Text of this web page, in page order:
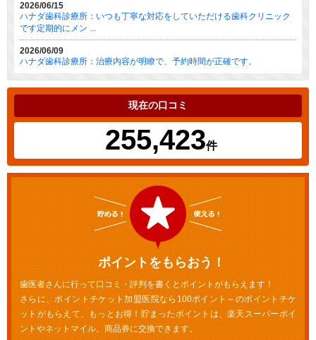
2026/06/15
ハナダ歯科診療所：いつも丁寧な対応をしていただける歯科クリニック
です定期的にメン ...
2026/06/09
ハナダ歯科診療所：治療内容が明瞭で、予約時間が正確です。
現在の口コミ
255,423件
ポイントをもらおう！
歯医者さんに行って口コミ・評判を書くとポイントがもらえます！
さらに、ポイントチケット加盟医院なら100ポイント～のポイントチケ
ットがもらえて、もっとお得！貯まったポイントは、楽天スーパーポイ
ントやネットマイル、商品券に交換できます。